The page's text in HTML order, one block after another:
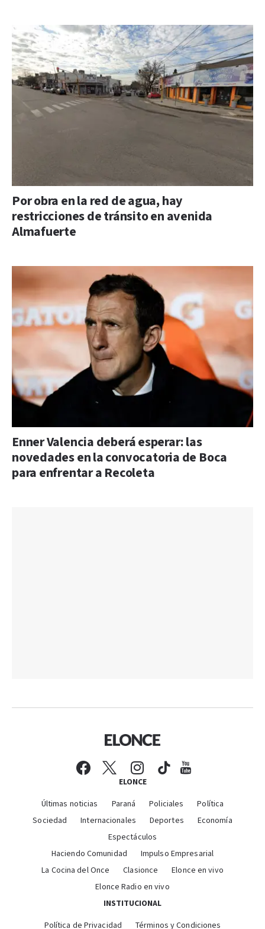
Por obra en la red de agua, hay
restricciones de tránsito en avenida
Almafuerte
Enner Valencia deberá esperar: las
novedades en la convocatoria de Boca
para enfrentar a Recoleta
ELONCE
Últimas noticias Paraná Policiales
Política
Sociedad
Internacionales Deportes
Economía
Espectáculos
Haciendo Comunidad
Impulso Empresarial
La Cocina del Once
Clasionce
Elonce en vivo
Elonce Radio en vivo
INSTITUCIONAL
Política de Privacidad Términos y Condiciones